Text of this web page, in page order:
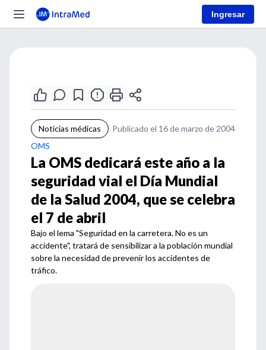
Ingresar
Noticias médicas
Publicado el 16 de marzo de 2004
OMS
La OMS dedicará este año a la
seguridad vial el Día Mundial
de la Salud 2004, que se celebra
el 7 de abril
Bajo el lema "Seguridad en la carretera. No es un
accidente", tratará de sensibilizar a la población mundial
sobre la necesidad de prevenir los accidentes de
tráfico.